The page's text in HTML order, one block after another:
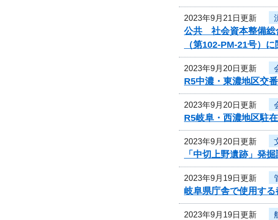
2023年9月21日更新
公共 社会資本整備総
（第102-PM-21号）
2023年9月20日更新
R5中濃・東濃地区交
2023年9月20日更新
R5岐阜・西濃地区駐
2023年9月20日更新
「中切上野遺跡」発
2023年9月19日更新
岐阜県庁舎で使用す
2023年9月19日更新